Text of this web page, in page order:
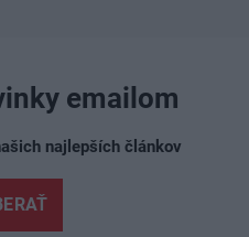
emailom
najlepších článkov